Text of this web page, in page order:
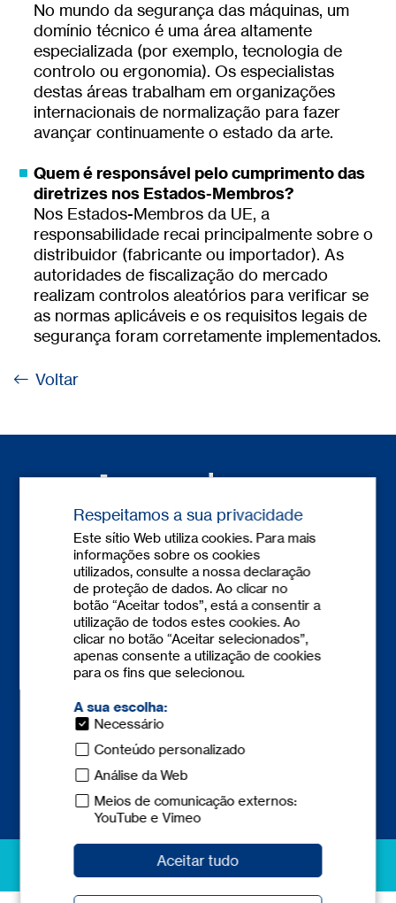
No mundo da segurança das máquinas, um
domínio técnico é uma área altamente
especializada (por exemplo, tecnologia de
controlo ou ergonomia). Os especialistas
destas áreas trabalham em organizações
internacionais de normalização para fazer
avançar continuamente o estado da arte.
Quem é responsável pelo cumprimento das
diretrizes nos Estados-Membros?
Nos Estados-Membros da UE, a
responsabilidade recai principalmente sobre o
distribuidor (fabricante ou importador). As
autoridades de fiscalização do mercado
realizam controlos aleatórios para verificar se
as normas aplicáveis e os requisitos legais de
segurança foram corretamente implementados.
Voltar
Contacto
+351 308 801 149(Portugal)
info-pt@tecnicum.com
+34 935 958 199(Barcelona)
+34 944 771 732(Bilbao)
+34 960 661 274(Valencia)
+34 917 378 464
excellence in safety
Respeitamos a sua privacidade
Este sítio Web utiliza cookies. Para mais
informações sobre os cookies
utilizados, consulte a nossa declaração
de proteção de dados. Ao clicar no
botão “Aceitar todos”, está a consentir a
utilização de todos estes cookies. Ao
clicar no botão “Aceitar selecionados”,
apenas consente a utilização de cookies
para os fins que selecionou.
A sua escolha:
Necessário
Conteúdo personalizado
Análise da Web
Meios de comunicação externos:
YouTube e Vimeo
Aceitar tudo